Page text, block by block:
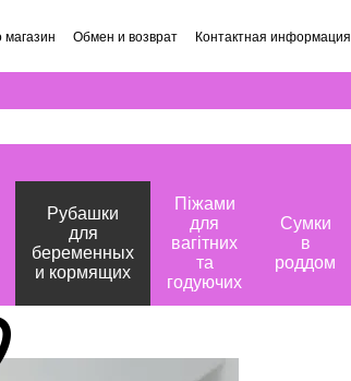
магазин Обмен и возврат Контактная информация
Рубашки
для
беременных
и кормящих
Піжами
для
вагітних
та
годуючих
Сумки
в
роддом